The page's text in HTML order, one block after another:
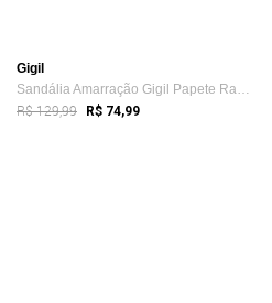
Gigil
Sandália Amarração Gigil Papete Rasteira...
R$ 129,99 R$ 74,99